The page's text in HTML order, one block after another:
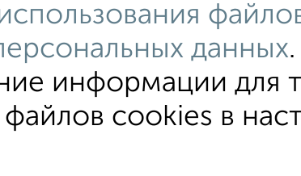
Трехкомнатные 4‑комнатные
В новостройке В
данных
информации для
cookies в